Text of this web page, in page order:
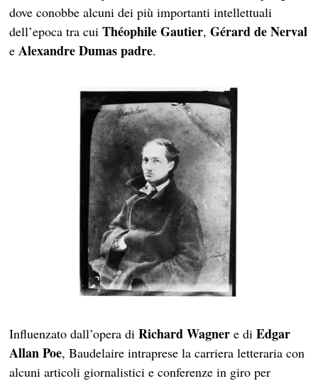
dove conobbe alcuni dei più importanti intellettuali
dell’epoca tra cuiThéophile Gautier,Gérard de Nerval
e Alexandre Dumas padre.
Influenzato dall’opera di Richard Wagner e diEdgar
Allan Poe, Baudelaire intraprese la carriera letteraria con
alcuni articoli giornalistici e conferenze in giro per